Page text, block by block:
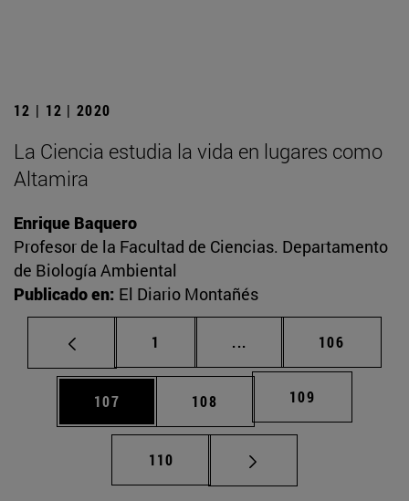
12 | 12 | 2020
La Ciencia estudia la vida en lugares como
Altamira
Enrique Baquero
Profesor de la Facultad de Ciencias. Departamento
de Biología Ambiental
Publicado en: El Diario Montañés
Página
1 ... Páginas intermedias
Página
106
Página
107 Página
108 Página
109
Página
110